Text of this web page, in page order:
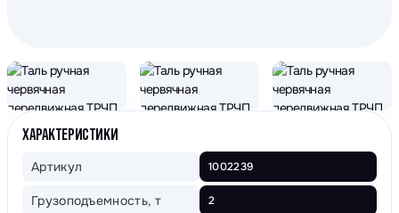
ХАРАКТЕРИСТИКИ
Артикул 1002239
Грузоподъемность, т 2